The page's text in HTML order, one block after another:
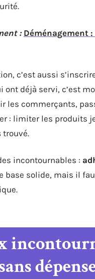
: Déménagement
c’est aussi
ont déjà servi, c’est
les commerçants,
: limiter les produits
trouvé.
incontournables :
base solide, mais il